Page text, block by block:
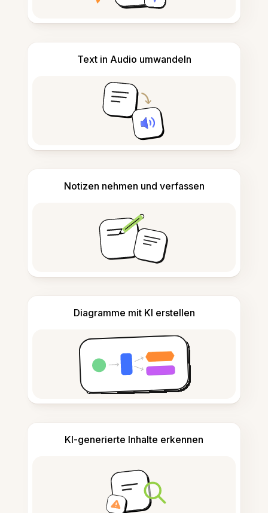
Text in Audio umwandeln
Notizen nehmen und verfassen
Diagramme mit KI erstellen
KI-generierte Inhalte erkennen